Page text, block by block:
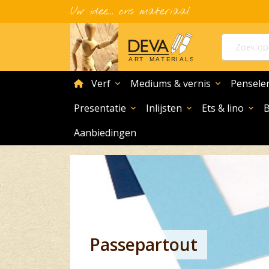
Uw idee... ons materiaal
home
Verf expand_more Mediums & vernis expand_more
Presentatie expand_more Inlijsten expand_more Ets & lino expand_more
Aanbiedingen
Passepartout